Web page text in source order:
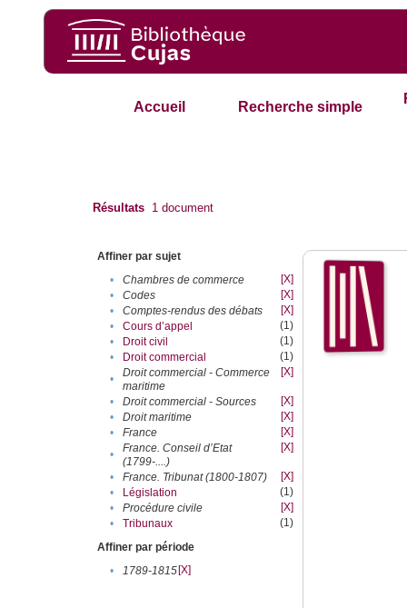
Accueil Recherche simple
Résultats 1 document
Affiner par sujet
•
Chambres de commerce
[X]
•
Codes
[X]
•
Comptes-rendus des débats
[X]
•
Cours d’appel
(1)
•
Droit civil
(1)
•
Droit commercial
(1)
•
Droit commercial - Commerce
maritime
[X]
• Droit commercial - Sources
[X]
•
Droit maritime
[X]
•
France
[X]
•
France. Conseil d’Etat
(1799-....)
[X]
• France. Tribunat (1800-1807)
[X]
•
Législation
(1)
•
Procédure civile
[X]
•
Tribunaux
(1)
Affiner par période
•
1789-1815[X]